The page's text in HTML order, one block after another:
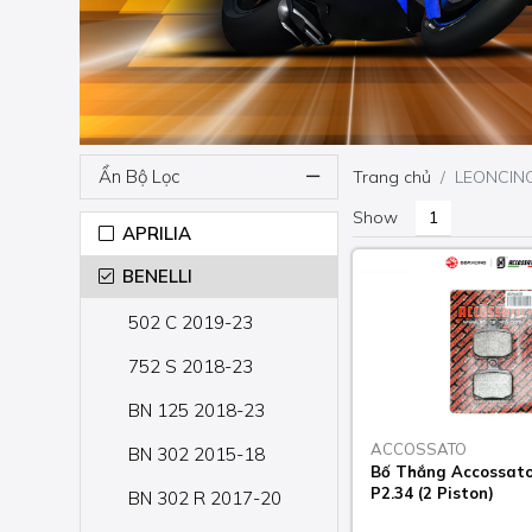
Ẩn Bộ Lọc
APRILIA
BENELLI
502 C 2019-23
752 S 2018-23
BN 125 2018-23
BN 302 2015-18
BN 302 R 2017-20
Trang chủ
Show
ACCOSSATO
Bố Thắng
P2.34 (2 Piston)